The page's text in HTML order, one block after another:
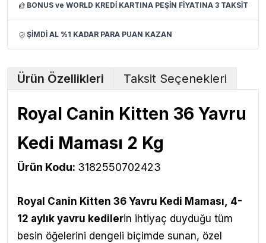
BONUS ve WORLD KREDİ KARTINA PEŞİN FİYATINA 3 TAKSİT
ŞİMDİ AL %1 KADAR PARA PUAN KAZAN
Ürün Özellikleri Taksit Seçenekleri
Royal Canin Kitten 36 Yavru
Kedi Maması 2 Kg
Ürün Kodu: 3182550702423
Royal Canin Kitten 36 Yavru Kedi Maması, 4-
12 aylık yavru kedilerin ihtiyaç duyduğu tüm
besin öğelerini dengeli biçimde sunan, özel